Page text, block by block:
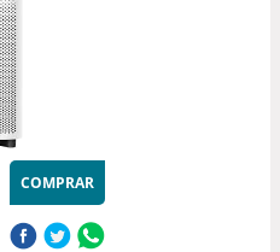
COMPRAR